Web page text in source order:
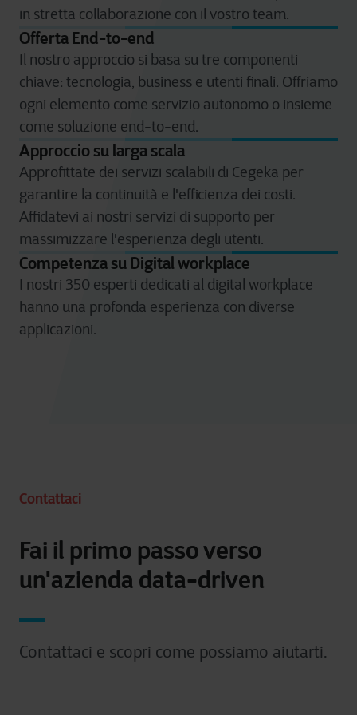
in stretta collaborazione con il vostro team.
Offerta End-to-end
Il nostro approccio si basa su tre componenti
chiave: tecnologia, business e utenti finali. Offriamo
ogni elemento come servizio autonomo o insieme
come soluzione end-to-end.
Approccio su larga scala
Approfittate dei servizi scalabili di Cegeka per
garantire la continuità e l'efficienza dei costi.
Affidatevi ai nostri servizi di supporto per
massimizzare l'esperienza degli utenti.
Competenza su Digital workplace
I nostri 350 esperti dedicati al digital workplace
hanno una profonda esperienza con diverse
applicazioni.
Contattaci
Fai il primo passo verso
un'azienda data-driven
Contattaci e scopri come possiamo aiutarti.